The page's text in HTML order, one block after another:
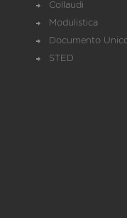
Collaudi
Modulistica
Documento
STED